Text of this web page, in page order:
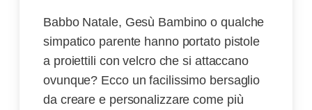
Babbo Natale, Gesù Bambino o qualche
simpatico parente hanno portato pistole
a proiettili con velcro che si attaccano
ovunque? Ecco un facilissimo bersaglio
da creare e personalizzare come più